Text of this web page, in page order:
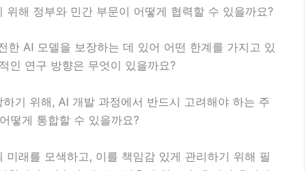
위해 정부와 민간 부문이 어떻게 협력할 수 있을까요?
한 AI 모델을 보장하는 데 있어 어떤 한계를 가지고 있
인 연구 방향은 무엇이 있을까요?
기 위해, AI 개발 과정에서 반드시 고려해야 하는 주
떻게 통합할 수 있을까요?
미래를 모색하고, 이를 책임감 있게 관리하기 위해 필